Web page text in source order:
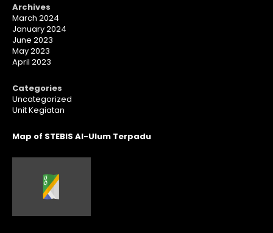
Archives
March 2024
January 2024
June 2023
May 2023
April 2023
Categories
Uncategorized
Unit Kegiatan
Map of STEBIS Al-Ulum Terpadu